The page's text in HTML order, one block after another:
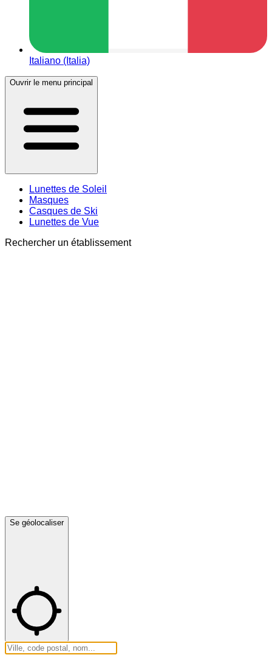
Italiano (Italia)
Ouvrir le menu principal
Lunettes de Soleil
Masques
Casques de Ski
Lunettes de Vue
Rechercher un établissement
Se géolocaliser